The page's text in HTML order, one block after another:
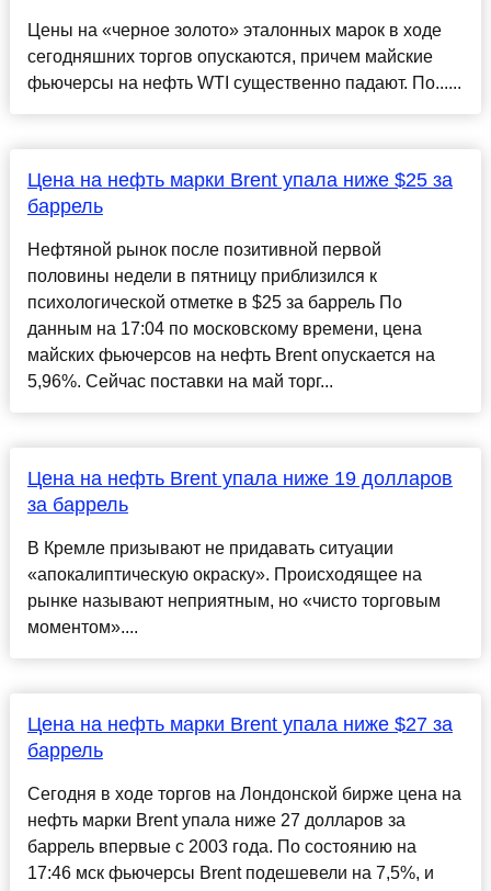
Цены на «черное золото» эталонных марок в ходе
сегодняшних торгов опускаются, причем майские
фьючерсы на нефть WTI существенно падают. По......
Цена на нефть марки Brent упала ниже $25 за
баррель
Нефтяной рынок после позитивной первой
половины недели в пятницу приблизился к
психологической отметке в $25 за баррель По
данным на 17:04 по московскому времени, цена
майских фьючерсов на нефть Brent опускается на
5,96%. Сейчас поставки на май торг...
Цена на нефть Brent упала ниже 19 долларов
за баррель
В Кремле призывают не придавать ситуации
«апокалиптическую окраску». Происходящее на
рынке называют неприятным, но «чисто торговым
моментом»....
Цена на нефть марки Brent упала ниже $27 за
баррель
Сегодня в ходе торгов на Лондонской бирже цена на
нефть марки Brent упала ниже 27 долларов за
баррель впервые с 2003 года. По состоянию на
17:46 мск фьючерсы Brent подешевели на 7,5%, и